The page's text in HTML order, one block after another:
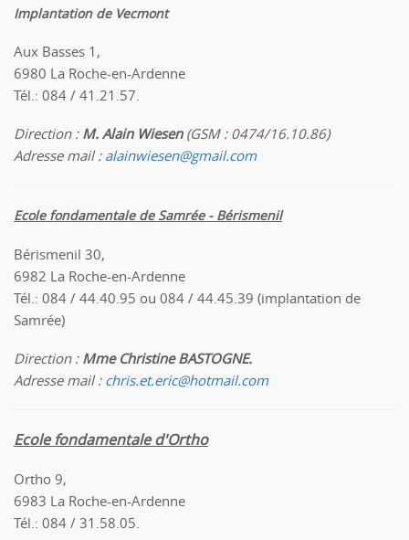
Implantation de Vecmont
Aux Basses 1,
6980 La Roche-en-Ardenne
Tél.: 084 / 41.21.57.
Direction : M. Alain Wiesen (GSM : 0474/16.10.86)
Adresse mail : alainwiesen@gmail.com
Ecole fondamentale de Samrée - Bérismenil
Bérismenil 30,
6982 La Roche-en-Ardenne
Tél.: 084 / 44.40.95 ou 084 / 44.45.39 (implantation de
Samrée)
Direction : Mme Christine BASTOGNE.
Adresse mail : chris.et.eric@hotmail.com
Ecole fondamentale d'Ortho
Ortho 9,
6983 La Roche-en-Ardenne
Tél.: 084 / 31.58.05.